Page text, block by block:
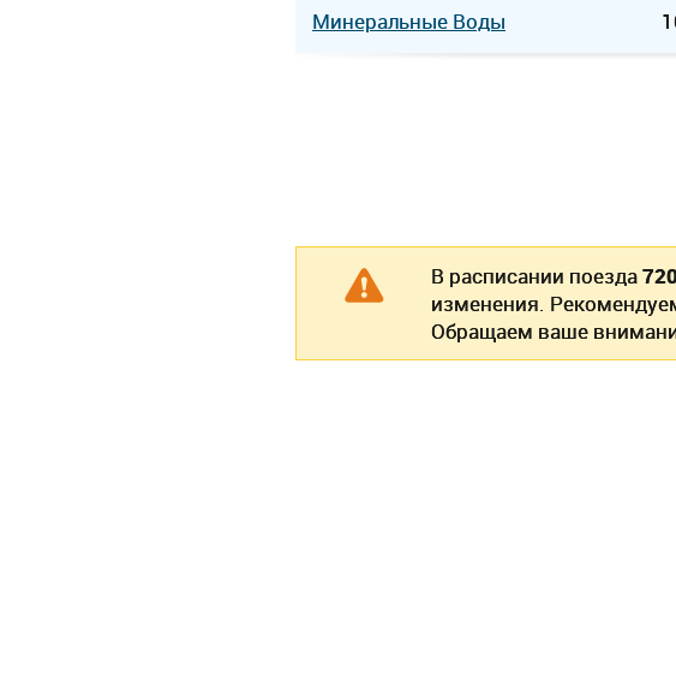
Минеральные Воды
В расписании поезда
изменения.
Обращаем ваше